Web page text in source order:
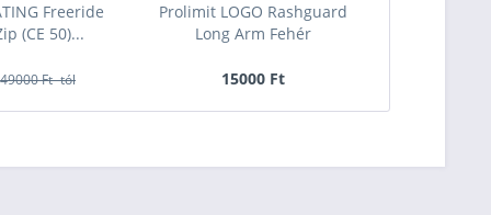
Freeride
(CE 50)...
49000 Ft -tól
Prolimit LOGO Rashguard
Long Arm Fehér
15000 Ft